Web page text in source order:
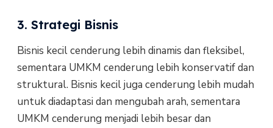
3. Strategi Bisnis
Bisnis kecil cenderung lebih dinamis dan fleksibel,
sementara UMKM cenderung lebih konservatif dan
struktural. Bisnis kecil juga cenderung lebih mudah
untuk diadaptasi dan mengubah arah, sementara
UMKM cenderung menjadi lebih besar dan